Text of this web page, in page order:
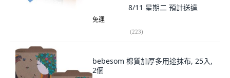
8/11 星期二 預計送達
免運
(223)
bebesom 棉質加厚多用途抹布, 25入,
2個